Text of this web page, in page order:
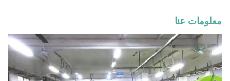
معلومات عنا